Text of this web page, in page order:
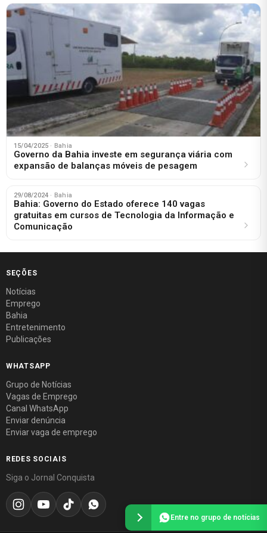
15/04/2025 · Bahia
Governo da Bahia investe em segurança viária com
expansão de balanças móveis de pesagem
29/08/2024 · Bahia
Bahia: Governo do Estado oferece 140 vagas
gratuitas em cursos de Tecnologia da Informação e
Comunicação
SEÇÕES
Notícias
Emprego
Bahia
Entretenimento
Publicações
WHATSAPP
Grupo de Notícias
Vagas de Emprego
Canal WhatsApp
Enviar denúncia
Enviar vaga de emprego
REDES SOCIAIS
Siga o Jornal Conquista
Entre no grupo de notícias